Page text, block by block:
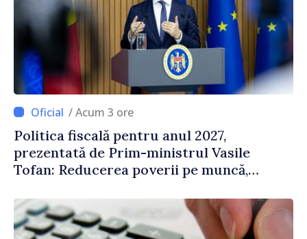
/ Acum 3 ore
Politica fiscală pentru anul 2027,
prezentată de Prim-ministrul Vasile
Tofan: Reducerea poverii pe muncă,
echitabilă